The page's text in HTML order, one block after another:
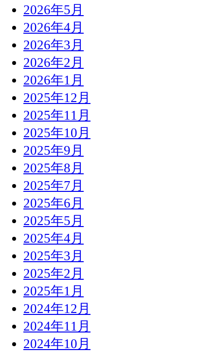
2026年5月
2026年4月
2026年3月
2026年2月
2026年1月
2025年12月
2025年11月
2025年10月
2025年9月
2025年8月
2025年7月
2025年6月
2025年5月
2025年4月
2025年3月
2025年2月
2025年1月
2024年12月
2024年11月
2024年10月